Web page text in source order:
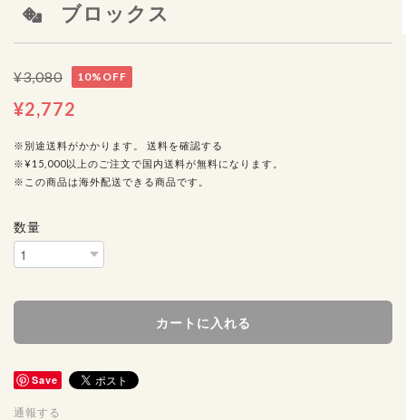
ブロックス
¥3,080 10%OFF
¥2,772
※別途送料がかかります。
送料を確認する
※¥15,000以上のご注文で国内送料が無料になります。
※この商品は海外配送できる商品です。
数量
カートに入れる
Save
通報する